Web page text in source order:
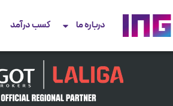
درباره ما کسب درآمد